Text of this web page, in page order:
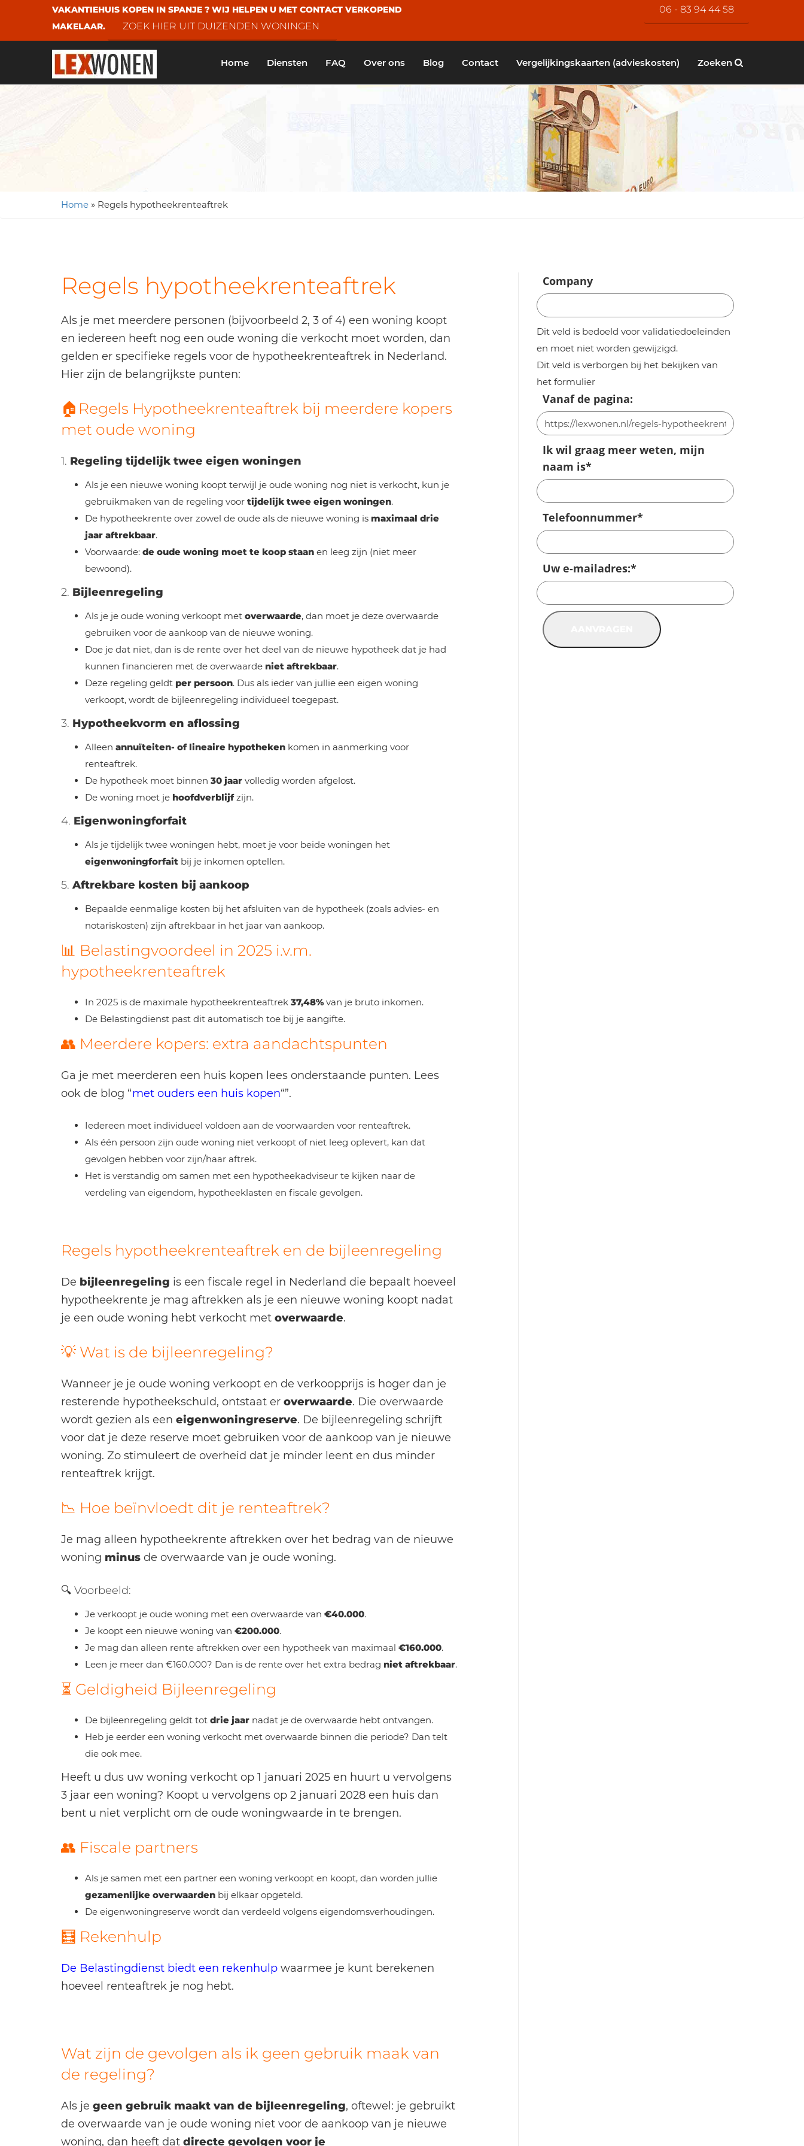
VAKANTIEHUIS KOPEN IN SPANJE ? WIJ HELPEN U MET CONTACT VERKOPEND
MAKELAAR.
ZOEK HIER UIT DUIZENDEN WONINGEN
06 - 83 94 44 58
Home Diensten FAQ Over ons Blog Contact Vergelijkingskaarten (advieskosten) Zoeken
Home » Regels hypotheekrenteaftrek
Regels hypotheekrenteaftrek
Als je met meerdere personen (bijvoorbeeld 2, 3 of 4) een woning koopt
en iedereen heeft nog een oude woning die verkocht moet worden, dan
gelden er specifieke regels voor de hypotheekrenteaftrek in Nederland.
Hier zijn de belangrijkste punten:
🏠Regels Hypotheekrenteaftrek bij meerdere kopers
met oude woning
1. Regeling tijdelijk twee eigen woningen
Als je een nieuwe woning koopt terwijl je oude woning nog niet is verkocht, kun je
gebruikmaken van de regeling voor tijdelijk twee eigen woningen.
De hypotheekrente over zowel de oude als de nieuwe woning is maximaal drie
jaar aftrekbaar.
Voorwaarde: de oude woning moet te koop staan en leeg zijn (niet meer
bewoond).
2. Bijleenregeling
Als je je oude woning verkoopt met overwaarde, dan moet je deze overwaarde
gebruiken voor de aankoop van de nieuwe woning.
Doe je dat niet, dan is de rente over het deel van de nieuwe hypotheek dat je had
kunnen financieren met de overwaarde niet aftrekbaar.
Deze regeling geldt per persoon. Dus als ieder van jullie een eigen woning
verkoopt, wordt de bijleenregeling individueel toegepast.
3. Hypotheekvorm en aflossing
Alleen annuïteiten- of lineaire hypotheken komen in aanmerking voor
renteaftrek.
De hypotheek moet binnen 30 jaar volledig worden afgelost.
De woning moet je hoofdverblijfzijn.
4. Eigenwoningforfait
Als je tijdelijk twee woningen hebt, moet je voor beide woningen het
eigenwoningforfait bij je inkomen optellen.
5. Aftrekbare kosten bij aankoop
Bepaalde eenmalige kosten bij het afsluiten van de hypotheek (zoals advies- en
notariskosten) zijn aftrekbaar in het jaar van aankoop.
📊 Belastingvoordeel in 2025 i.v.m.
hypotheekrenteaftrek
In 2025 is de maximale hypotheekrenteaftrek 37,48% van je bruto inkomen.
De Belastingdienst past dit automatisch toe bij je aangifte.
👥 Meerdere kopers: extra aandachtspunten
Ga je met meerderen een huis kopen lees onderstaande punten. Lees
ook de blog “met ouders een huis kopen“”.
Iedereen moet individueel voldoen aan de voorwaarden voor renteaftrek.
Als één persoon zijn oude woning niet verkoopt of niet leeg oplevert, kan dat
gevolgen hebben voor zijn/haar aftrek.
Het is verstandig om samen met een hypotheekadviseur te kijken naar de
verdeling van eigendom, hypotheeklasten en fiscale gevolgen.
Regels hypotheekrenteaftrek en de bijleenregeling
De bijleenregeling is een fiscale regel in Nederland die bepaalt hoeveel
hypotheekrente je mag aftrekken als je een nieuwe woning koopt nadat
je een oude woning hebt verkocht met overwaarde.
💡 Wat is de bijleenregeling?
Wanneer je je oude woning verkoopt en de verkoopprijs is hoger dan je
resterende hypotheekschuld, ontstaat er overwaarde. Die overwaarde
wordt gezien als een eigenwoningreserve. De bijleenregeling schrijft
voor dat je deze reserve moet gebruiken voor de aankoop van je nieuwe
woning. Zo stimuleert de overheid dat je minder leent en dus minder
renteaftrek krijgt.
📉 Hoe beïnvloedt dit je renteaftrek?
Je mag alleen hypotheekrente aftrekken over het bedrag van de nieuwe
woning minus de overwaarde van je oude woning.
🔍 Voorbeeld:
Je verkoopt je oude woning met een overwaarde van €40.000.
Je koopt een nieuwe woning van €200.000.
Je mag dan alleen rente aftrekken over een hypotheek van maximaal €160.000.
Leen je meer dan €160.000? Dan is de rente over het extra bedrag niet aftrekbaar.
⏳ Geldigheid Bijleenregeling
De bijleenregeling geldt tot drie jaar nadat je de overwaarde hebt ontvangen.
Heb je eerder een woning verkocht met overwaarde binnen die periode? Dan telt
die ook mee.
Heeft u dus uw woning verkocht op 1 januari 2025 en huurt u vervolgens
3 jaar een woning? Koopt u vervolgens op 2 januari 2028 een huis dan
bent u niet verplicht om de oude woningwaarde in te brengen.
👥 Fiscale partners
Als je samen met een partner een woning verkoopt en koopt, dan worden jullie
gezamenlijke overwaarden bij elkaar opgeteld.
De eigenwoningreserve wordt dan verdeeld volgens eigendomsverhoudingen.
🧮 Rekenhulp
De Belastingdienst biedt een rekenhulp waarmee je kunt berekenen
hoeveel renteaftrek je nog hebt.
Wat zijn de gevolgen als ik geen gebruik maak van
de regeling?
Als je geen gebruik maakt van de bijleenregeling, oftewel: je gebruikt
de overwaarde van je oude woning niet voor de aankoop van je nieuwe
woning, dan heeft dat directe gevolgen voor je
Company
Dit veld is bedoeld voor validatiedoeleinden
en moet niet worden gewijzigd.
Dit veld is verborgen bij het bekijken van
het formulier
Vanaf de pagina:
Ik wil graag meer weten, mijn
naam is*
Telefoonnummer*
Uw e-mailadres:*